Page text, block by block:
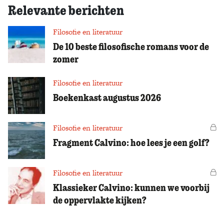
Relevante berichten
Filosofie en literatuur
De 10 beste filosofische romans voor de
zomer
Filosofie en literatuur
Boekenkast augustus 2026
Filosofie en literatuur
Fragment Calvino: hoe lees je een golf?
Filosofie en literatuur
Klassieker Calvino: kunnen we voorbij
de oppervlakte kijken?